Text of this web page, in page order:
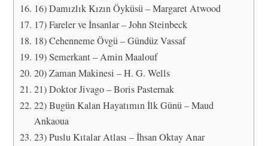
16) Damızlık Kızın Öyküsü – Margaret Atwood
17) Fareler ve İnsanlar – John Steinbeck
18) Cehenneme Övgü – Gündüz Vassaf
19) Semerkant – Amin Maalouf
20) Zaman Makinesi – H. G. Wells
21) Doktor Jivago – Boris Pasternak
22) Bugün Kalan Hayatımın İlk Günü – Maud
Ankaoua
23) Puslu Kıtalar Atlası – İhsan Oktay Anar